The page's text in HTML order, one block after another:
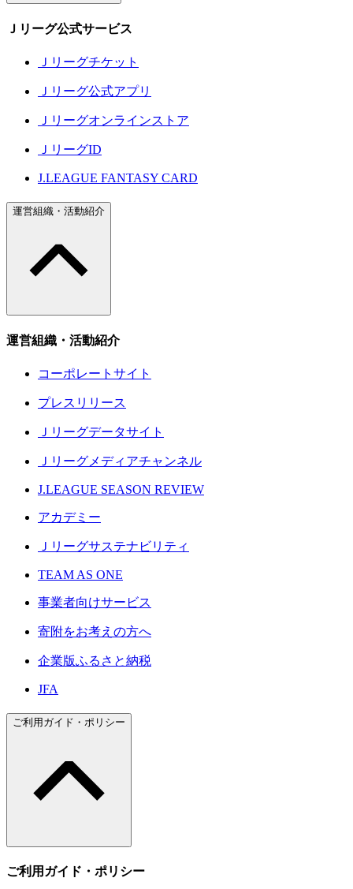
Ｊリーグ公式サービス
Ｊリーグチケット
Ｊリーグ公式アプリ
Ｊリーグオンラインストア
ＪリーグID
J.LEAGUE FANTASY CARD
運営組織・活動紹介
運営組織・活動紹介
コーポレートサイト
プレスリリース
Ｊリーグデータサイト
Ｊリーグメディアチャンネル
J.LEAGUE SEASON REVIEW
アカデミー
Ｊリーグサステナビリティ
TEAM AS ONE
事業者向けサービス
寄附をお考えの方へ
企業版ふるさと納税
JFA
ご利用ガイド・ポリシー
ご利用ガイド・ポリシー